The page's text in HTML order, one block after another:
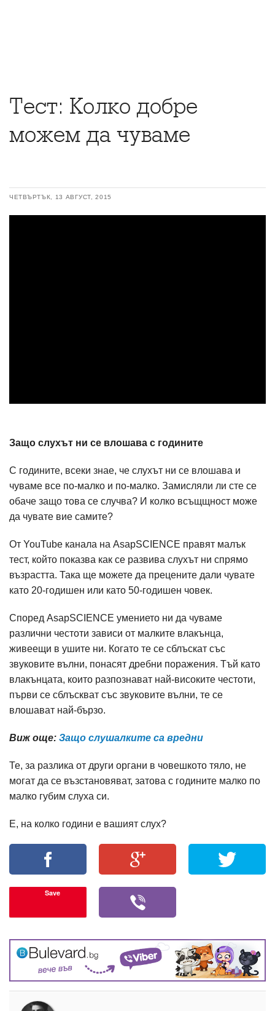
Тест: Колко добре
можем да чуваме
ЧЕТВЪРТЪК, 13 АВГУСТ, 2015
Защо слухът ни се влошава с годините
С годините, всеки знае, че слухът ни се влошава и
чуваме все по-малко и по-малко. Замисляли ли сте се
обаче защо това се случва? И колко всъщщност може
да чувате вие самите?
От YouTube канала на AsapSCIENCE правят малък
тест, който показва как се развива слухът ни спрямо
възрастта. Така ще можете да прецените дали чувате
като 20-годишен или като 50-годишен човек.
Според AsapSCIENCE умението ни да чуваме
различни честоти зависи от малките влакънца,
живеещи в ушите ни. Когато те се сблъскат със
звуковите вълни, понасят дребни поражения. Тъй като
влакънцата, които разпознават най-високите честоти,
първи се сблъскват със звуковите вълни, те се
влошават най-бързо.
Виж още: Защо слушалките са вредни
Те, за разлика от други органи в човешкото тяло, не
могат да се възстановяват, затова с годините малко по
малко губим слуха си.
Е, на колко години е вашият слух?
Save